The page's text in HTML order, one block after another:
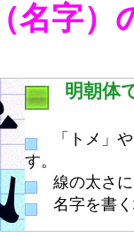
名字）
明朝体
「トメ」や
す。
線の太さに
名字を書く